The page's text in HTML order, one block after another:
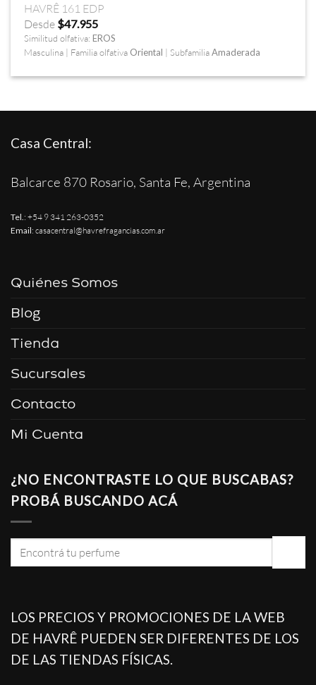
HAVRÊ 161 EDP
Desde $47.955
Similitud olfativa: EROS
Masculina | Familia olfativa Oriental | SubfamiliaAmaderada
Casa Central:
Balcarce 870 Rosario, Santa Fe, Argentina
Tel. : +54 9 341 263-0352
Email: casacentral@havrefragancias.com.ar
Quiénes Somos
Blog
Tienda
Sucursales
Contacto
Mi Cuenta
¿NO ENCONTRASTE LO QUE BUSCABAS?
PROBÁ BUSCANDO ACÁ
Buscar
por:
LOS PRECIOS Y PROMOCIONES DE LA WEB
DE HAVRÊ PUEDEN SER DIFERENTES DE LOS
DE LAS TIENDAS FÍSICAS.